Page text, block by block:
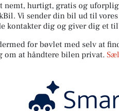
nemt, hurtigt, gratis og
Vi sender din bil ud til
kontakter dig og giver dig et
for bøvlet med selv at
om at håndtere bilen privat.